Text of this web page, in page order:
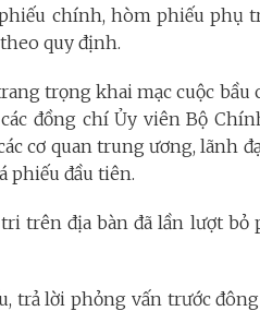
chính, hòm phiếu phụ
quy định.
trọng khai mạc cuộc
đồng chí Ủy viên Bộ
cơ quan trung ương, lãnh
phiếu đầu tiên.
trên địa bàn đã lần lượt
trả lời phỏng vấn trước